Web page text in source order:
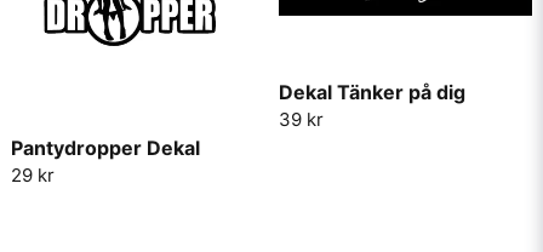
Pantydropper Dekal
29 kr
Dekal Tänker på dig
39 kr